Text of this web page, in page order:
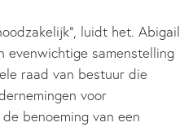
luidt het. Abigail
evenwichtige samenstelling
raad van bestuur die
voor
benoeming van een